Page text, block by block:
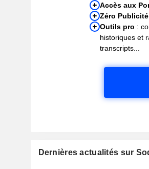
Accès aux
Zéro Publicité
Outils pro :
historiques et
transcripts...
Dernières actualités sur